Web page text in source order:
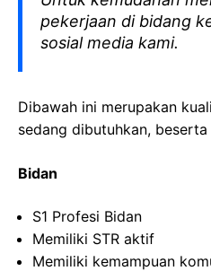
pekerjaan di bidang
sosial media kami.
Dibawah ini merupakan
sedang dibutuhkan,
Bidan
S1 Profesi Bidan
Memiliki STR aktif
Memiliki kemampuan